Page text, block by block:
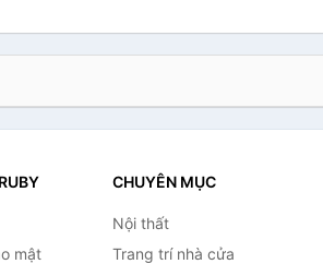
mật
CHUYÊN MỤC
Nội thất
Trang trí nhà cửa